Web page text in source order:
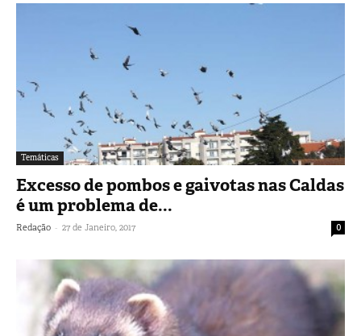
Temáticas
Excesso de pombos e gaivotas nas Caldas
é um problema de...
Redação - 27 de Janeiro, 2017 0